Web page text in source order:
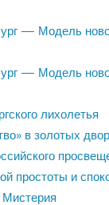
— Модель
— Модель
лихолетья
в золотых
простоты и
Мистерия